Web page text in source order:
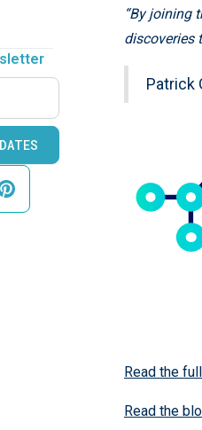
“By joining
discoveries
Patrick
Read the
Read the